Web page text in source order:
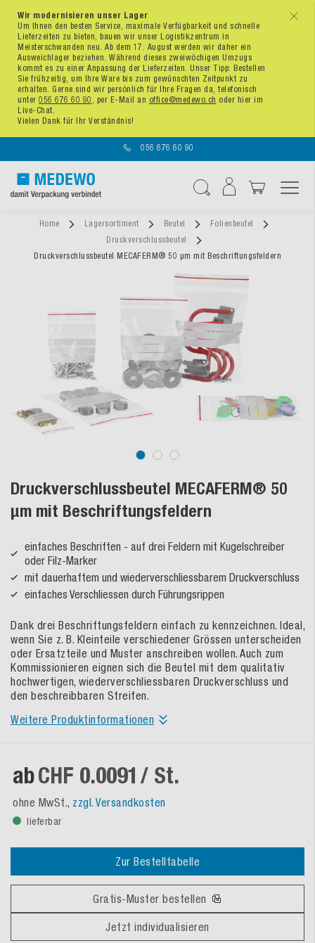
x
Wir modernisieren unser Lager
Um Ihnen den besten Service, maximale Verfügbarkeit und schnelle
Lieferzeiten zu bieten, bauen wir unser Logistikzentrum in
Meisterschwanden neu. Ab dem 17. August werden wir daher ein
Ausweichlager beziehen. Während dieses zweiwöchigen Umzugs
kommt es zu einer Anpassung der Lieferzeiten. Unser Tipp: Bestellen
Sie frühzeitig, um Ihre Ware bis zum gewünschten Zeitpunkt zu
erhalten. Gerne sind wir persönlich für Ihre Fragen da, telefonisch
unter 056 676 60 90 , per E-Mail an office@medewo.ch oder hier im
Live-Chat.
Vielen Dank für Ihr Verständnis!
056 676 60 90
Home Lagersortiment Beutel
Folienbeutel
Druckverschlussbeutel
Druckverschlussbeutel MECAFERM® 50 µm mit Beschriftungsfeldern
Druckverschlussbeutel MECAFERM® 50
µm mit Beschriftungsfeldern
einfaches Beschriften - auf drei Feldern mit Kugelschreiber
oder Filz-Marker
mit dauerhaftem und wiederverschliessbarem Druckverschluss
einfaches Verschliessen durch Führungsrippen
Dank drei Beschriftungsfeldern einfach zu kennzeichnen. Ideal,
wenn Sie z. B. Kleinteile verschiedener Grössen unterscheiden
oder Ersatzteile und Muster anschreiben wollen. Auch zum
Kommissionieren eignen sich die Beutel mit dem qualitativ
hochwertigen, wiederverschliessbaren Druckverschluss und
den beschreibbaren Streifen.
Weitere Produktinformationen
abCHF 0.0091 / St.
ohne MwSt., zzgl. Versandkosten
lieferbar
Zur Bestelltabelle
Gratis-Muster bestellen
Jetzt individualisieren